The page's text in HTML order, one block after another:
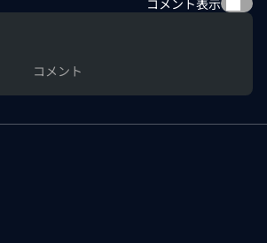
コメント表示
コメント